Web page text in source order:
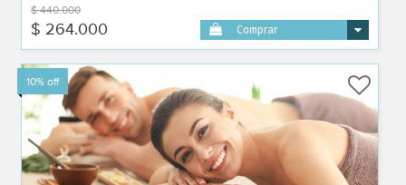
$ 440.000
$ 264.000 Comprar
10% off